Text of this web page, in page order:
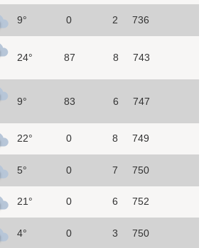
9° 0 2 736
24° 87 8 743
9° 83 6 747
22° 0 8 749
5° 0 7 750
21° 0 6 752
4° 0 3 750